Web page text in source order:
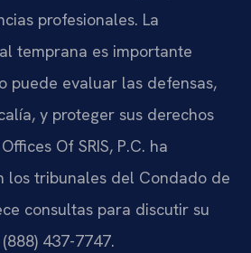
profesionales. La
temprana es importante
puede evaluar las defensas,
y proteger sus derechos
Of SRIS, P.C. ha
los tribunales del Condado de
consultas para discutir su
437-7747.